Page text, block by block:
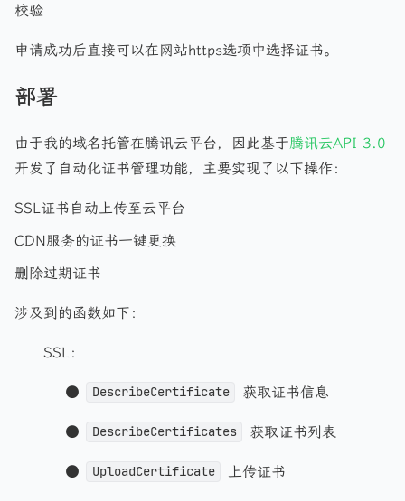
校验
申请成功后直接可以在网站https选项中选择证书。
部署
由于我的域名托管在腾讯云平台，因此基于腾讯云API 3.0
开发了自动化证书管理功能，主要实现了以下操作：
SSL证书自动上传至云平台
CDN服务的证书一键更换
删除过期证书
涉及到的函数如下：
SSL：
● DescribeCertificate 获取证书信息
● DescribeCertificates 获取证书列表
● UploadCertificate 上传证书